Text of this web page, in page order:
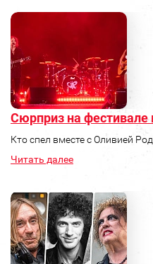
Сюрприз на фестивале
Кто спел вместе с Оливией
Читать далее